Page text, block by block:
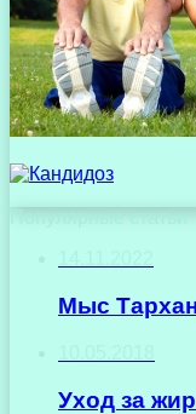
Мыс
Уход за